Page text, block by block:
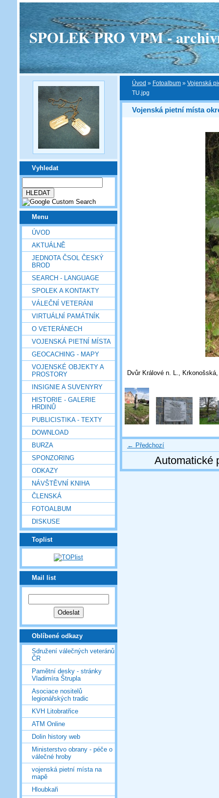
SPOLEK PRO VPM -
Vyhledat
Menu
ÚVOD
AKTUÁLNĚ
JEDNOTA ČSOL ČESKÝ
BROD
SEARCH - LANGUAGE
SPOLEK A KONTAKTY
VÁLEČNÍ VETERÁNI
VIRTUÁLNÍ PAMÁTNÍK
O VETERÁNECH
VOJENSKÁ PIETNÍ MÍSTA
GEOCACHING - MAPY
VOJENSKÉ OBJEKTY A
PROSTORY
INSIGNIE A SUVENYRY
HISTORIE - GALERIE
HRDINŮ
PUBLICISTIKA - TEXTY
DOWNLOAD
BURZA
SPONZORING
ODKAZY
NÁVŠTĚVNÍ KNIHA
ČLENSKÁ
FOTOALBUM
DISKUSE
Toplist
Mail list
Oblíbené odkazy
Sdružení válečných veteránů
ČR
Pamětní desky - stránky
Vladimíra Štrupla
Asociace nositelů
legionářských tradic
KVH Litobratřice
ATM Online
Dolin history web
Ministerstvo obrany - péče o
válečné hroby
vojenská pietní místa na
mapě
Hloubkaři
Úvod » Fotoalbum » Vojenská
TU.jpg
Vojenská pietní místa
Dvůr Králové n. L.,
← Předchozí
Automatické